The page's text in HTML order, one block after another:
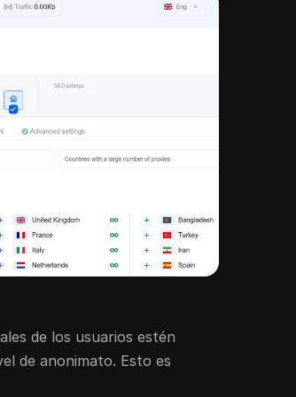
de los usuarios estén
de anonimato. Esto es